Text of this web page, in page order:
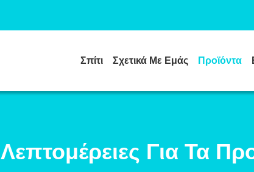
Σπίτι Σχετικά Με Εμάς Προϊόντα
Λεπτομέρειες Για Τα